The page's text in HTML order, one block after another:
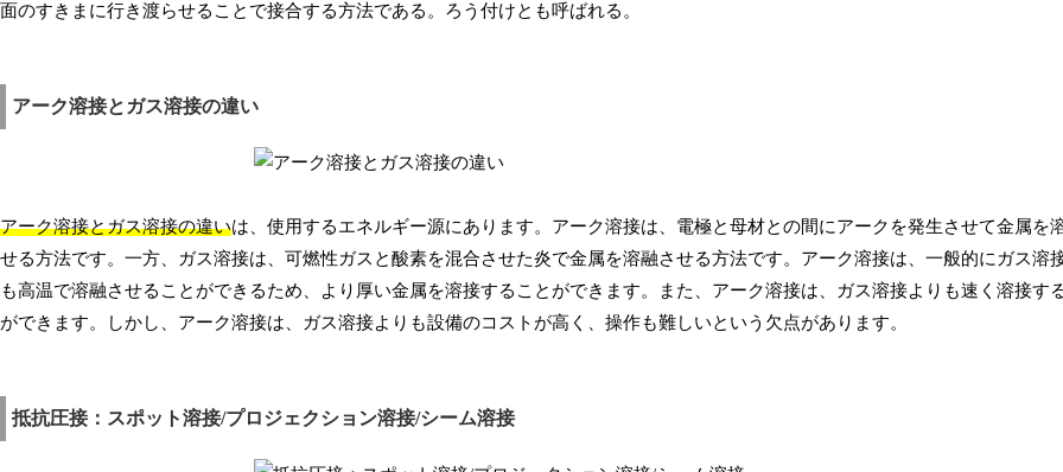
面のすきまに行き渡らせることで接合する方法である。ろう付けとも呼ばれる。
アーク溶接とガス溶接の違い
アーク溶接とガス溶接の違いは、使用するエネルギー源にあります。アーク溶接は、電極と母材との間にアークを発生させて金属を
せる方法です。一方、ガス溶接は、可燃性ガスと酸素を混合させた炎で金属を溶融させる方法です。アーク溶接は、一般的にガス溶
も高温で溶融させることができるため、より厚い金属を溶接することができます。また、アーク溶接は、ガス溶接よりも速く溶接す
ができます。しかし、アーク溶接は、ガス溶接よりも設備のコストが高く、操作も難しいという欠点があります。
抵抗圧接：スポット溶接/プロジェクション溶接/シーム溶接